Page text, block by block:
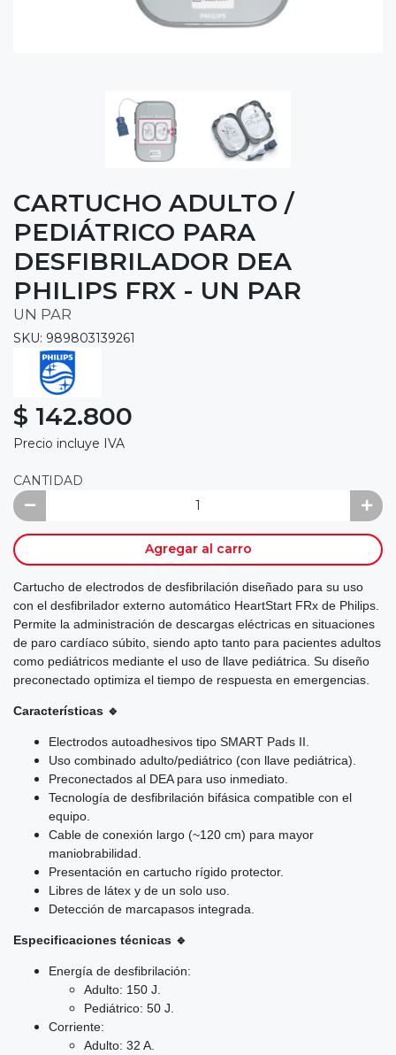
CARTUCHO ADULTO /
PEDIÁTRICO PARA
DESFIBRILADOR DEA
PHILIPS FRX - UN PAR
UN PAR
SKU: 989803139261
$ 142.800
Precio incluye IVA
CANTIDAD
Agregar al carro
Cartucho de electrodos de desfibrilación diseñado para su uso
con el desfibrilador externo automático HeartStart FRx de Philips.
Permite la administración de descargas eléctricas en situaciones
de paro cardíaco súbito, siendo apto tanto para pacientes adultos
como pediátricos mediante el uso de llave pediátrica. Su diseño
preconectado optimiza el tiempo de respuesta en emergencias.
Características 🔹
Electrodos autoadhesivos tipo SMART Pads II.
Uso combinado adulto/pediátrico (con llave pediátrica).
Preconectados al DEA para uso inmediato.
Tecnología de desfibrilación bifásica compatible con el
equipo.
Cable de conexión largo (~120 cm) para mayor
maniobrabilidad.
Presentación en cartucho rígido protector.
Libres de látex y de un solo uso.
Detección de marcapasos integrada.
Especificaciones técnicas 🔹
Energía de desfibrilación:
Adulto: 150 J.
Pediátrico: 50 J.
Corriente:
Adulto: 32 A.